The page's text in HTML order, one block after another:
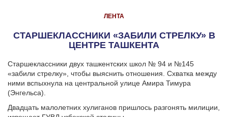
ЛЕНТА
CТАРШЕКЛАССНИКИ «ЗАБИЛИ СТРЕЛКУ» В
ЦЕНТРЕ ТАШКЕНТА
Старшеклассники двух ташкентских школ № 94 и №145
«забили стрелку», чтобы выяснить отношения. Схватка между
ними вспыхнула на центральной улице Амира Тимура
(Энгельса).
Двадцать малолетних хулиганов пришлось разгонять милиции,